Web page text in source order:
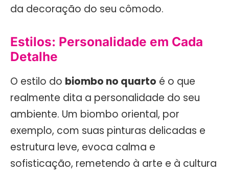
da decoração do seu cômodo.
Estilos: Personalidade em Cada
Detalhe
O estilo do biombo no quarto é o que
realmente dita a personalidade do seu
ambiente. Um biombo oriental, por
exemplo, com suas pinturas delicadas e
estrutura leve, evoca calma e
sofisticação, remetendo à arte e à cultura